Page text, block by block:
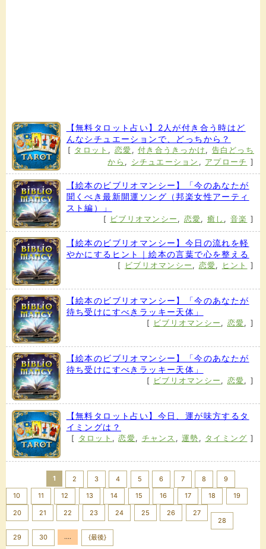
【無料タロット占い】2人が付き合う時はど
んなシチュエーションで、どっちから？
[ タロット , 恋愛 ,付き合うきっかけ , 告白どっち
から , シチュエーション , アプローチ ]
【絵本のビブリオマンシー】「今のあなたが
聞くべき最新開運ソング（邦楽女性アーティ
スト編）」
[ ビブリオマンシー , 恋愛, 癒し , 音楽 ]
【絵本のビブリオマンシー】今日の流れを軽
やかにするヒント｜絵本の言葉で心を整える
[ ビブリオマンシー , 恋愛, ヒント ]
【絵本のビブリオマンシー】「今のあなたが
待ち受けにすべきラッキー天体」
[ ビブリオマンシー , 恋愛, ]
【絵本のビブリオマンシー】「今のあなたが
待ち受けにすべきラッキー天体」
[ ビブリオマンシー , 恋愛, ]
【無料タロット占い】今日、運が味方するタ
イミングは？
[ タロット ,恋愛, チャンス ,運勢 , タイミング ]
1 2 3 4 5 6 7 8 9
10 11 12 13 14 15 16 17 18 19
20 21 22 23 24 25 26
27
28
29 30 .... {最後}